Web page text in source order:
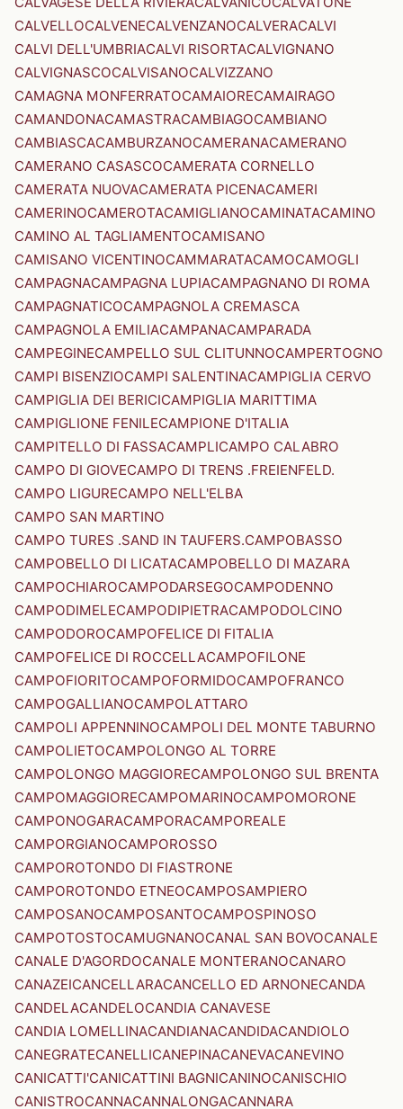
CALVELLOCALVENECALVENZANOCALVERACALVI
CALVI DELL'UMBRIACALVI RISORTACALVIGNANO
CALVIGNASCOCALVISANOCALVIZZANO
CAMAGNA MONFERRATOCAMAIORECAMAIRAGO
CAMANDONACAMASTRACAMBIAGOCAMBIANO
CAMBIASCACAMBURZANOCAMERANACAMERANO
CAMERANO CASASCOCAMERATA CORNELLO
CAMERATA NUOVACAMERATA PICENACAMERI
CAMERINOCAMEROTACAMIGLIANOCAMINATACAMINO
CAMINO AL TAGLIAMENTOCAMISANO
CAMISANO VICENTINOCAMMARATACAMOCAMOGLI
CAMPAGNACAMPAGNA LUPIACAMPAGNANO DI ROMA
CAMPAGNATICOCAMPAGNOLA CREMASCA
CAMPAGNOLA EMILIACAMPANACAMPARADA
CAMPEGINECAMPELLO SUL CLITUNNOCAMPERTOGNO
CAMPI BISENZIOCAMPI SALENTINACAMPIGLIA CERVO
CAMPIGLIA DEI BERICICAMPIGLIA MARITTIMA
CAMPIGLIONE FENILECAMPIONE D'ITALIA
CAMPITELLO DI FASSACAMPLICAMPO CALABRO
CAMPO DI GIOVECAMPO DI TRENS .FREIENFELD.
CAMPO LIGURECAMPO NELL'ELBA
CAMPO SAN MARTINO
CAMPO TURES .SAND IN TAUFERS.CAMPOBASSO
CAMPOBELLO DI LICATACAMPOBELLO DI MAZARA
CAMPOCHIAROCAMPODARSEGOCAMPODENNO
CAMPODIMELECAMPODIPIETRACAMPODOLCINO
CAMPODOROCAMPOFELICE DI FITALIA
CAMPOFELICE DI ROCCELLACAMPOFILONE
CAMPOFIORITOCAMPOFORMIDOCAMPOFRANCO
CAMPOGALLIANOCAMPOLATTARO
CAMPOLI APPENNINOCAMPOLI DEL MONTE TABURNO
CAMPOLIETOCAMPOLONGO AL TORRE
CAMPOLONGO MAGGIORECAMPOLONGO SUL BRENTA
CAMPOMAGGIORECAMPOMARINOCAMPOMORONE
CAMPONOGARACAMPORACAMPOREALE
CAMPORGIANOCAMPOROSSO
CAMPOROTONDO DI FIASTRONE
CAMPOROTONDO ETNEOCAMPOSAMPIERO
CAMPOSANOCAMPOSANTOCAMPOSPINOSO
CAMPOTOSTOCAMUGNANOCANAL SAN BOVOCANALE
CANALE D'AGORDOCANALE MONTERANOCANARO
CANAZEICANCELLARACANCELLO ED ARNONECANDA
CANDELACANDELOCANDIA CANAVESE
CANDIA LOMELLINACANDIANACANDIDACANDIOLO
CANEGRATECANELLICANEPINACANEVACANEVINO
CANICATTI'CANICATTINI BAGNICANINOCANISCHIO
CANISTROCANNACANNALONGACANNARA